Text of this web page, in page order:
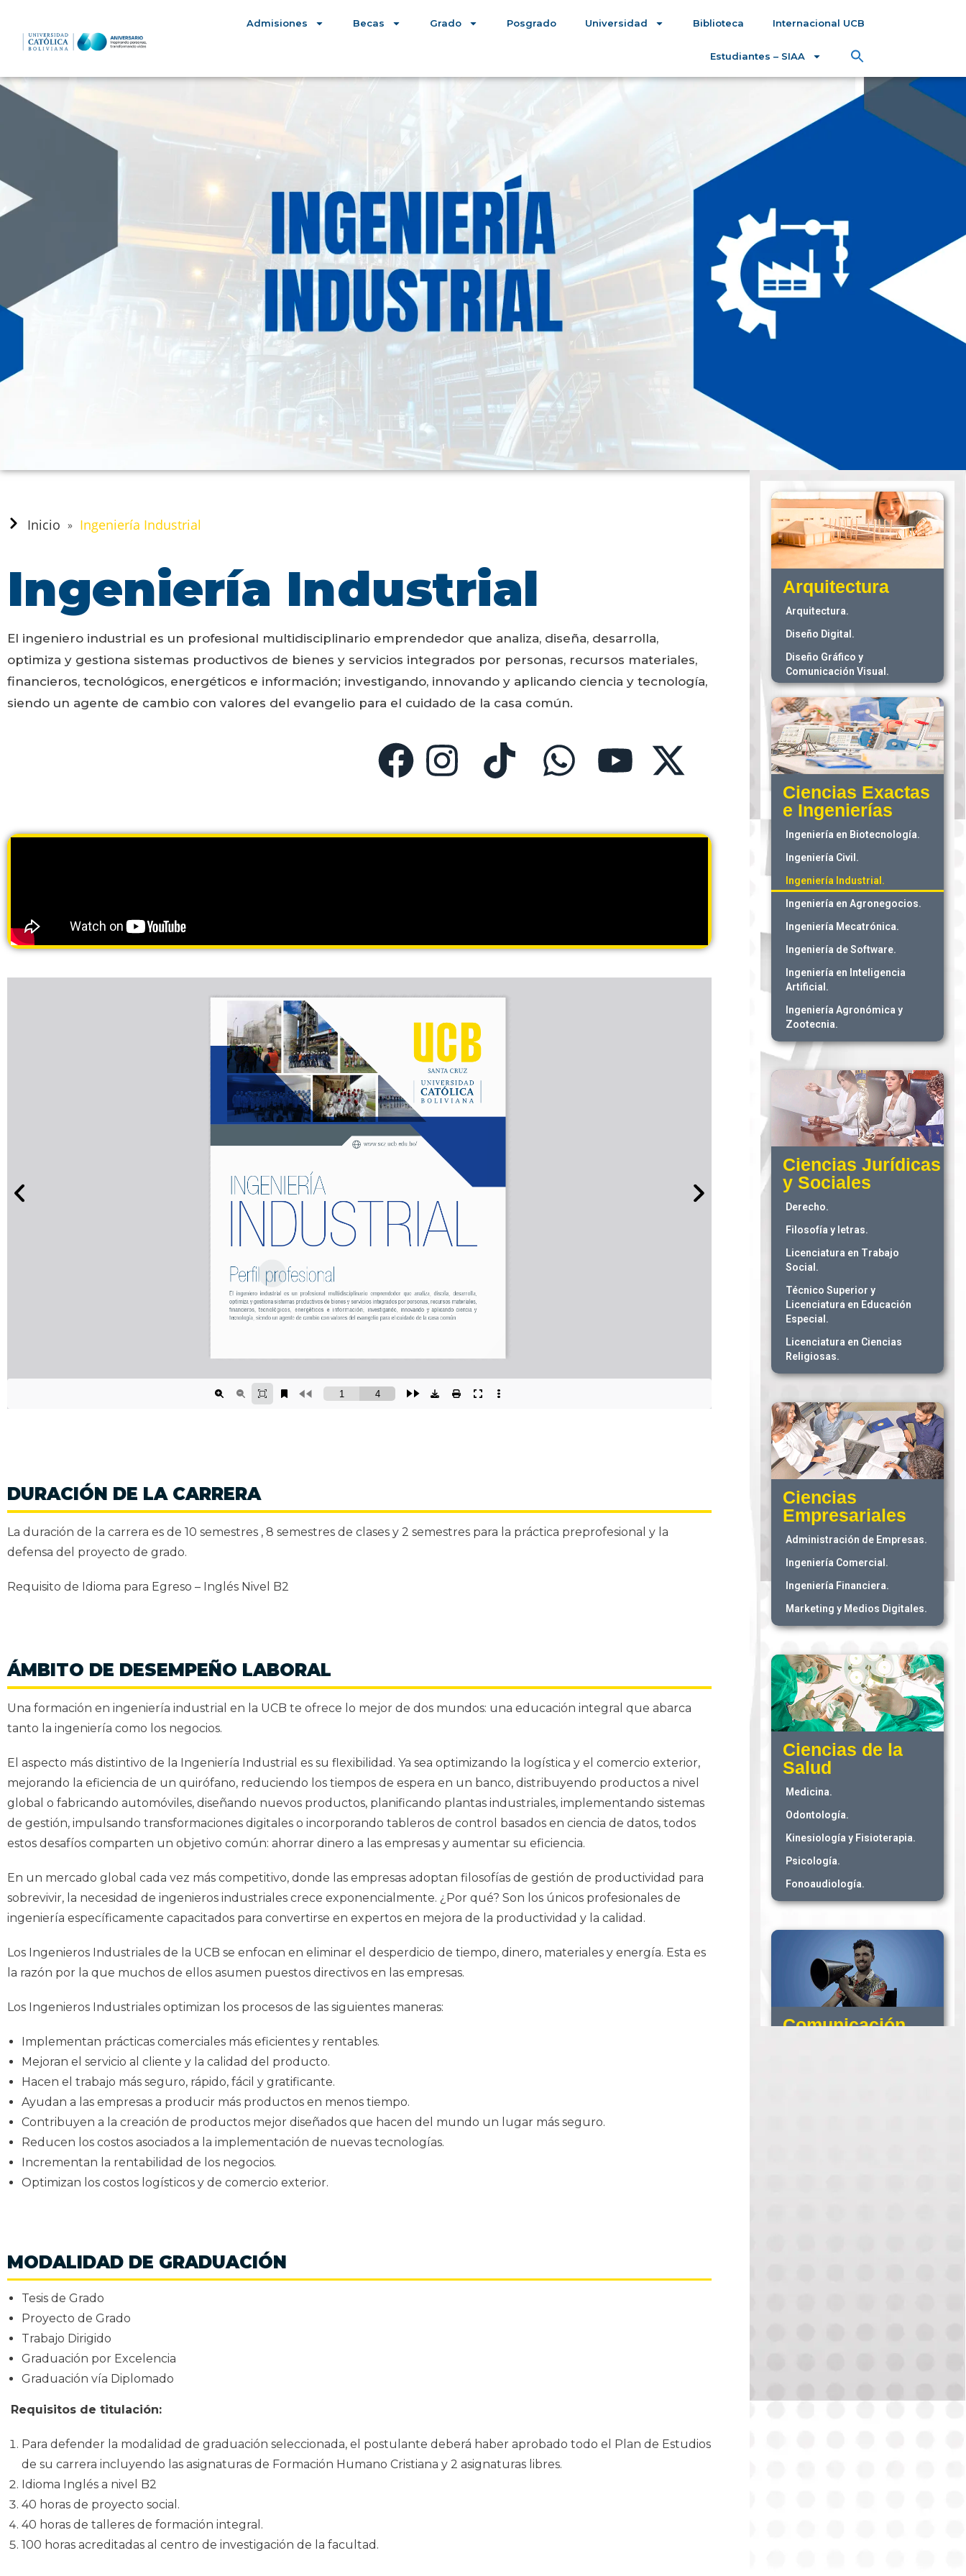
Admisiones Becas Grado Posgrado Universidad Biblioteca Internacional UCB
Estudiantes – SIAA
Inicio » Ingeniería Industrial
Ingeniería Industrial
El ingeniero industrial es un profesional multidisciplinario emprendedor que analiza, diseña, desarrolla,
optimiza y gestiona sistemas productivos de bienes y servicios integrados por personas, recursos materiales,
financieros, tecnológicos, energéticos e información; investigando, innovando y aplicando ciencia y tecnología,
siendo un agente de cambio con valores del evangelio para el cuidado de la casa común.
DURACIÓN DE LA CARRERA
La duración de la carrera es de 10 semestres , 8 semestres de clases y 2 semestres para la práctica preprofesional y la
defensa del proyecto de grado.
Requisito de Idioma para Egreso – Inglés Nivel B2
ÁMBITO DE DESEMPEÑO LABORAL
Una formación en ingeniería industrial en la UCB te ofrece lo mejor de dos mundos: una educación integral que abarca
tanto la ingeniería como los negocios.
El aspecto más distintivo de la Ingeniería Industrial es su flexibilidad. Ya sea optimizando la logística y el comercio exterior,
mejorando la eficiencia de un quirófano, reduciendo los tiempos de espera en un banco, distribuyendo productos a nivel
global o fabricando automóviles, diseñando nuevos productos, planificando plantas industriales, implementando sistemas
de gestión, impulsando transformaciones digitales o incorporando tableros de control basados en ciencia de datos, todos
estos desafíos comparten un objetivo común: ahorrar dinero a las empresas y aumentar su eficiencia.
En un mercado global cada vez más competitivo, donde las empresas adoptan filosofías de gestión de productividad para
sobrevivir, la necesidad de ingenieros industriales crece exponencialmente. ¿Por qué? Son los únicos profesionales de
ingeniería específicamente capacitados para convertirse en expertos en mejora de la productividad y la calidad.
Los Ingenieros Industriales de la UCB se enfocan en eliminar el desperdicio de tiempo, dinero, materiales y energía. Esta es
la razón por la que muchos de ellos asumen puestos directivos en las empresas.
Los Ingenieros Industriales optimizan los procesos de las siguientes maneras:
Implementan prácticas comerciales más eficientes y rentables.
Mejoran el servicio al cliente y la calidad del producto.
Hacen el trabajo más seguro, rápido, fácil y gratificante.
Ayudan a las empresas a producir más productos en menos tiempo.
Contribuyen a la creación de productos mejor diseñados que hacen del mundo un lugar más seguro.
Reducen los costos asociados a la implementación de nuevas tecnologías.
Incrementan la rentabilidad de los negocios.
Optimizan los costos logísticos y de comercio exterior.
MODALIDAD DE GRADUACIÓN
Tesis de Grado
Proyecto de Grado
Trabajo Dirigido
Graduación por Excelencia
Graduación vía Diplomado
Requisitos de titulación:
Para defender la modalidad de graduación seleccionada, el postulante deberá haber aprobado todo el Plan de Estudios
de su carrera incluyendo las asignaturas de Formación Humano Cristiana y 2 asignaturas libres.
Idioma Inglés a nivel B2
40 horas de proyecto social.
40 horas de talleres de formación integral.
100 horas acreditadas al centro de investigación de la facultad.
Arquitectura
Arquitectura.
Diseño Digital.
Diseño Gráfico y
Comunicación Visual.
Ciencias Exactas
e Ingenierías
Ingeniería en Biotecnología.
Ingeniería Civil.
Ingeniería Industrial.
Ingeniería en Agronegocios.
Ingeniería Mecatrónica.
Ingeniería de Software.
Ingeniería en Inteligencia
Artificial.
Ingeniería Agronómica y
Zootecnia.
Ciencias Jurídicas
y Sociales
Derecho.
Filosofía y letras.
Licenciatura en Trabajo
Social.
Técnico Superior y
Licenciatura en Educación
Especial.
Licenciatura en Ciencias
Religiosas.
Ciencias
Empresariales
Administración de Empresas.
Ingeniería Comercial.
Ingeniería Financiera.
Marketing y Medios Digitales.
Ciencias de la
Salud
Medicina.
Odontología.
Kinesiología y Fisioterapia.
Psicología.
Fonoaudiología.
Comunicación
Agropecuaria –